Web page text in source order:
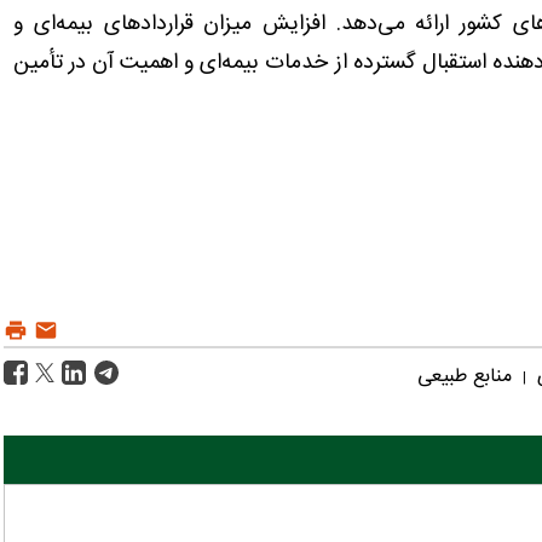
ارائه می‌دهد. افزایش میزان قراردادهای بیمه‌ای و
استقبال گسترده از خدمات بیمه‌ای و اهمیت آن در تأمین
| منابع طبیعی